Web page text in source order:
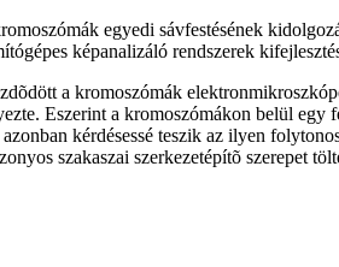
egyedi sávfestésének
képanalizáló rendszerek
a kromoszómák
Eszerint a kromoszómákon belül
kérdésessé teszik az ilyen
szakaszai szerkezetépítõ szerepet